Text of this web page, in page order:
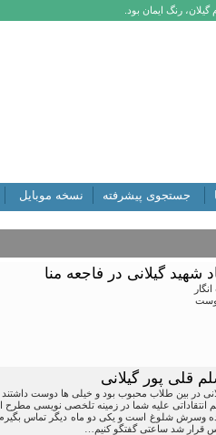
رنگ ایمان بود.
جستجوی پیشرفته نسخه موبایل
گیلانی در فاجعه منا
قلی پور گیلانی
در بین طلاب محبوب بود و خیلی ها دوست
انتقاداتی علیه شما در زمینه تلخصی نویسی
وسرش شلوغ است و یکی دو ماه دیگر تماس
قرار شد ساعتی گفتگو کنیم…